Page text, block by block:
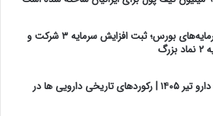
جدیدترین افزایش سرمایه‌های بورس؛ ثبت افزایش سرمایه ۳ شرکت و
گزارش ماهانه صنعت دارو تیر ۱۴۰۵ | رکوردهای تاریخی دارویی ها در